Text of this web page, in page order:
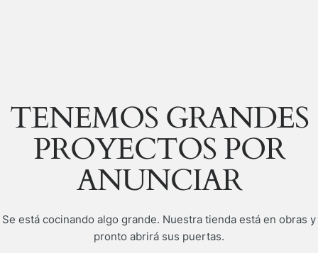
TENEMOS GRANDES
PROYECTOS POR
ANUNCIAR
Se está cocinando algo grande. Nuestra tienda está en obras y
pronto abrirá sus puertas.